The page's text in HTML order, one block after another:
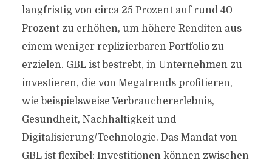
langfristig von circa 25 Prozent auf rund 40
Prozent zu erhöhen, um höhere Renditen aus
einem weniger replizierbaren Portfolio zu
erzielen. GBL ist bestrebt, in Unternehmen zu
investieren, die von Megatrends profitieren,
wie beispielsweise Verbrauchererlebnis,
Gesundheit, Nachhaltigkeit und
Digitalisierung/Technologie. Das Mandat von
GBL ist flexibel: Investitionen können zwischen